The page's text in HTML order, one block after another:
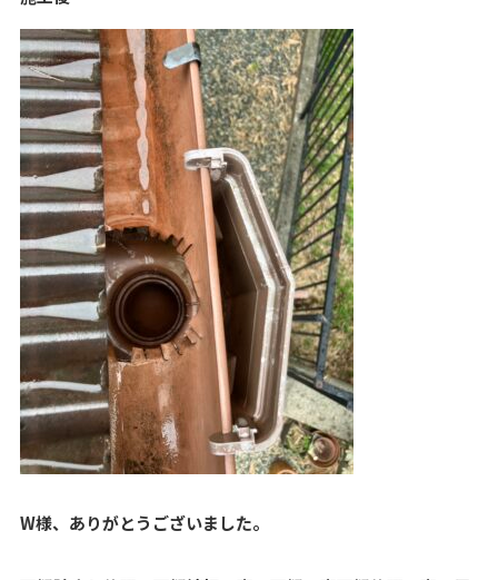
W様、ありがとうございました。